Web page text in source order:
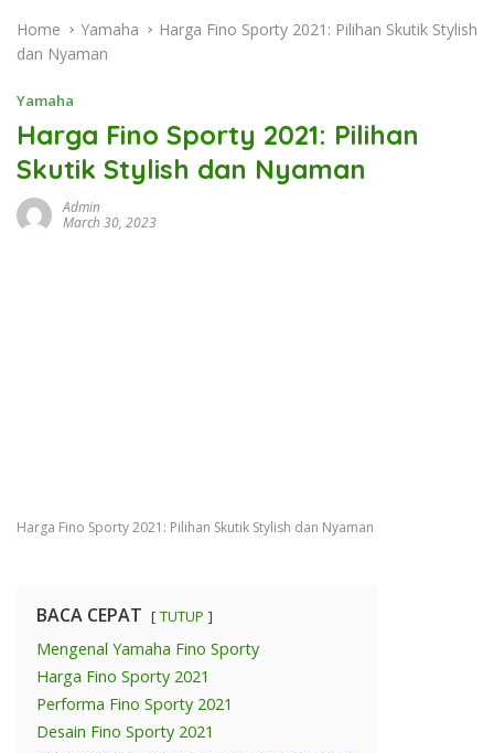
Home Yamaha
Harga Fino Sporty 2021: Pilihan Skutik Stylish
dan Nyaman
Yamaha
Harga Fino Sporty 2021: Pilihan
Skutik Stylish dan Nyaman
Admin
March 30, 2023
Harga Fino Sporty 2021: Pilihan Skutik Stylish dan Nyaman
BACA CEPAT TUTUP
Mengenal Yamaha Fino Sporty
Harga Fino Sporty 2021
Performa Fino Sporty 2021
Desain Fino Sporty 2021